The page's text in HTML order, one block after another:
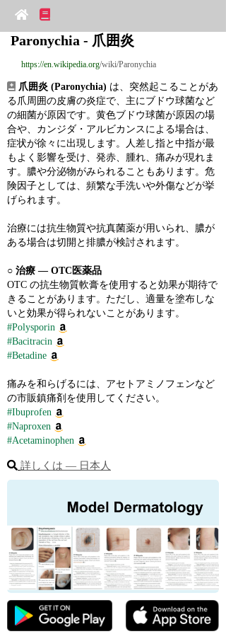
Paronychia - 爪囲炎
https://en.wikipedia.org/wiki/Paronychia
爪囲炎 (Paronychia) は、突然起こることがあ
る爪周囲の皮膚の炎症で、主にブドウ球菌など
の細菌が原因です。黄色ブドウ球菌が原因の場
合や、カンジダ・アルビカンスによる場合は、
症状が徐々に出現します。人差し指と中指が最
もよく影響を受け、発赤、腫れ、痛みが現れま
す。膿や分泌物がみられることもあります。危
険因子としては、頻繁な手洗いや外傷などが挙
げられます。
治療には抗生物質や抗真菌薬が用いられ、膿が
ある場合は切開と排膿が検討されます。
○ 治療 ― OTC医薬品
OTC の抗生物質軟膏を使用すると効果が期待で
きることがあります。ただし、適量を塗布しな
いと効果が得られないことがあります。
#Polysporin
#Bacitracin
#Betadine
痛みを和らげるには、アセトアミノフェンなど
の市販鎮痛剤を使用してください。
#Ibuprofen
#Naproxen
#Acetaminophen
詳しくは ― 日本人